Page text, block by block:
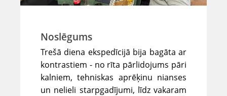
Noslēgums
Trešā diena ekspedīcijā bija bagāta ar
kontrastiem - no rīta pārlidojums pāri
kalniem, tehniskas aprēķinu nianses
un nelieli starpgadījumi, līdz vakaram